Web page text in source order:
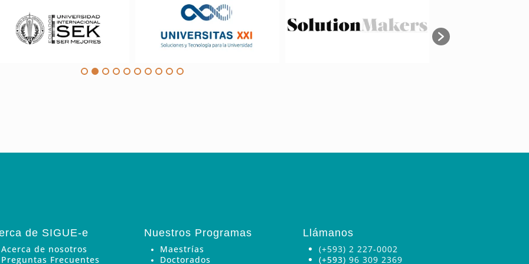
de SIGUE-e
Acerca de nosotros
Preguntas Frecuentes
Nuestros Programas
Maestrías
Doctorados
Llámanos
(+593) 2 227-0002
(+593) 96 309 2369